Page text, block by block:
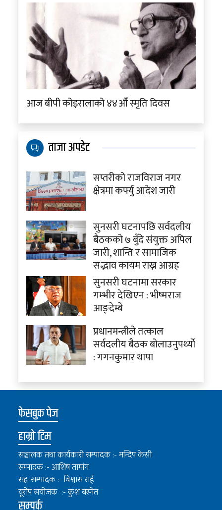
आज बीपी कोइरालाको ४४औँ स्मृति दिवस
ताजा अपडेट
सप्तरीको राजविराज नगर
क्षेत्रमा कर्फ्यु आदेश जारी
सुनसरी घटनापछि सर्वदलीय
बैठकको ७ बुँदे संयुक्त अपिल
जारी, शान्ति र सामाजिक
सद्भाव कायम राख्न आग्रह
सुनसरी घटनामा सरकार
गम्भीर देखिएन : भीष्मराज
आङ्देम्बे
प्रधानमन्त्रीले तत्काल
सर्वदलीय बैठक बोलाउनुपर्थ्यो
: गगनकुमार थापा
फेसबुक पेज
हाम्रो टिम
सञ्चालक तथा कार्यकारी सम्पादक :- मन्दिप केसी
सम्पादक :- आशिष तामांग
सह-सम्पादक :- विश्वास राई
यूरोप संयोजक :- कुश बस्नेत
सम्पर्क